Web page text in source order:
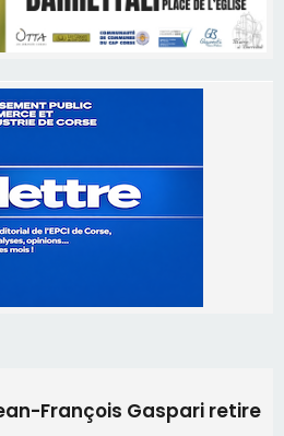
François Gaspari retire
le 13 septembre
producteurs à Cruculi le